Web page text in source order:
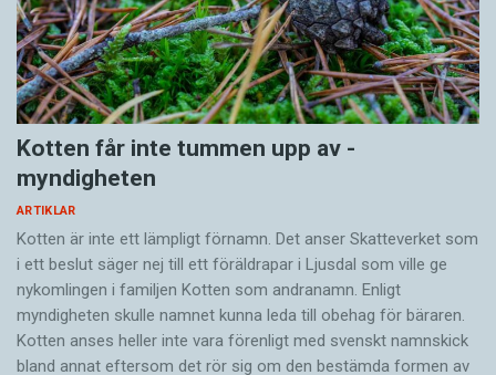
Kotten får inte tummen upp av ­
myndigheten
ARTIKLAR
Kotten är inte ett lämpligt förnamn. Det anser Skatte­verket som
i ett beslut säger nej till ett föräldra­par i Ljusdal som ville ge
nykomlingen i familjen Kotten som andranamn. Enligt
myndigheten skulle namnet kunna leda till obehag för bäraren.
Kotten anses heller inte vara förenligt med svenskt namnskick
bland annat eftersom det rör sig om den bestämda formen av